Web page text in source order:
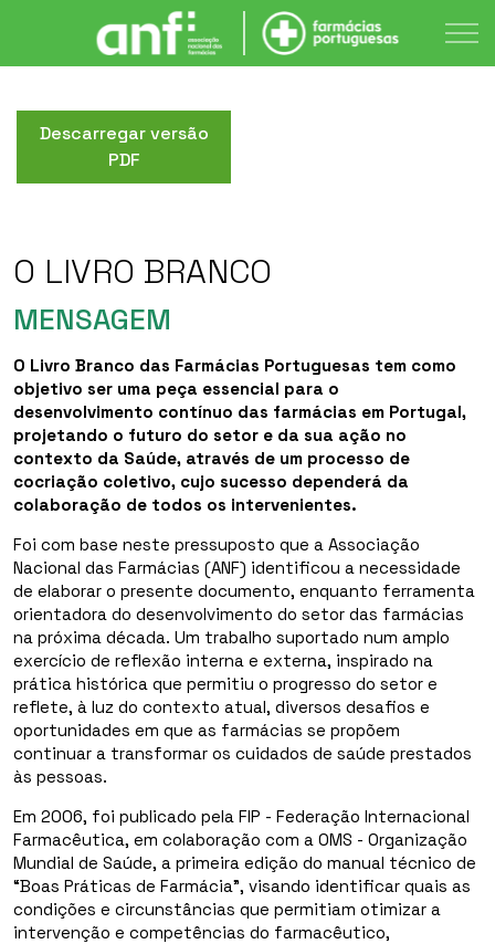
Descarregar versão
PDF
O LIVRO BRANCO
MENSAGEM
O Livro Branco das Farmácias Portuguesas tem como
objetivo ser uma peça essencial para o
desenvolvimento contínuo das farmácias em Portugal,
projetando o futuro do setor e da sua ação no
contexto da Saúde, através de um processo de
cocriação coletivo, cujo sucesso dependerá da
colaboração de todos os intervenientes.
Foi com base neste pressuposto que a Associação
Nacional das Farmácias (ANF) identificou a necessidade
de elaborar o presente documento, enquanto ferramenta
orientadora do desenvolvimento do setor das farmácias
na próxima década. Um trabalho suportado num amplo
exercício de reflexão interna e externa, inspirado na
prática histórica que permitiu o progresso do setor e
reflete, à luz do contexto atual, diversos desafios e
oportunidades em que as farmácias se propõem
continuar a transformar os cuidados de saúde prestados
às pessoas.
Em 2006, foi publicado pela FIP - Federação Internacional
Farmacêutica, em colaboração com a OMS - Organização
Mundial de Saúde, a primeira edição do manual técnico de
“Boas Práticas de Farmácia”, visando identificar quais as
condições e circunstâncias que permitiam otimizar a
intervenção e competências do farmacêutico,